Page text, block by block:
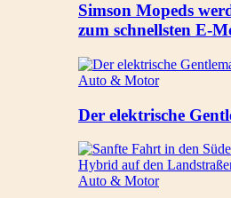
Simson Mopeds
zum schnellsten E-
Auto & Motor
Der elektrische
Auto & Motor